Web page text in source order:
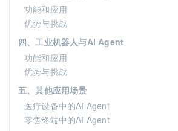
功能和应用
优势与挑战
四、工业机器人与AI Agent
功能和应用
优势与挑战
五、其他应用场景
医疗设备中的AI Agent
零售终端中的AI Agent